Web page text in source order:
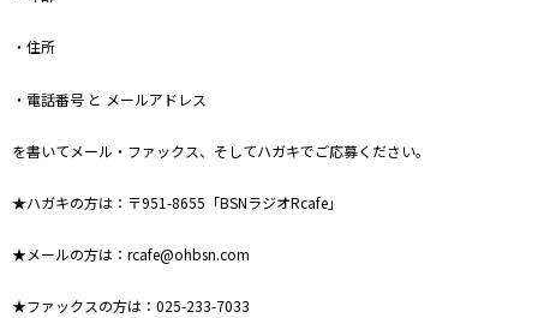
・住所
・電話番号 と メールアドレス
を書いてメール・ファックス、そしてハガキでご応募ください。
★ハガキの方は：〒951-8655「BSNラジオRcafe」
★メールの方は：rcafe@ohbsn.com
★ファックスの方は：025-233-7033